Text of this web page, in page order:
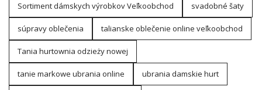
Sortiment dámskych výrobkov Veľkoobchod svadobné šaty
súpravy oblečenia talianske oblečenie online veľkoobchod
Tania hurtownia odzieży nowej
tanie markowe ubrania online ubrania damskie hurt